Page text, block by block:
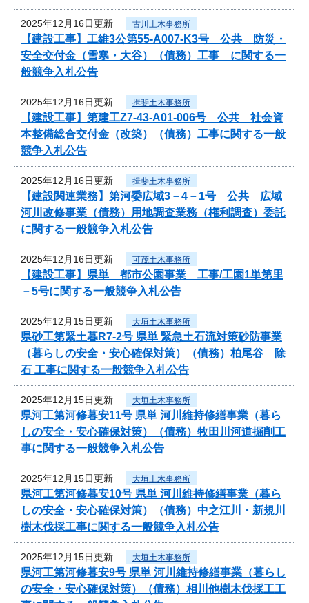
2025年12月16日更新 古川土木事務所
【建設工事】工維3公第55-A007-K3号 公共 防災・
安全交付金（雪寒・大谷）（債務）工事 に関する一
般競争入札公告
2025年12月16日更新 揖斐土木事務所
【建設工事】第建工Z7-43-A01-006号 公共 社会資
本整備総合交付金（改築）（債務）工事に関する一般
競争入札公告
2025年12月16日更新 揖斐土木事務所
【建設関連業務】第河委広域3－4－1号 公共 広域
河川改修事業（債務）用地調査業務（権利調査）委託
に関する一般競争入札公告
2025年12月16日更新 可茂土木事務所
【建設工事】県単 都市公園事業 工事/工園1単第里
－5号に関する一般競争入札公告
2025年12月15日更新 大垣土木事務所
県砂工第緊土暮R7-2号 県単 緊急土石流対策砂防事業
（暮らしの安全・安心確保対策）（債務）柏尾谷 除
石 工事に関する一般競争入札公告
2025年12月15日更新 大垣土木事務所
県河工第河修暮安11号 県単 河川維持修繕事業（暮ら
しの安全・安心確保対策）（債務）牧田川河道掘削工
事に関する一般競争入札公告
2025年12月15日更新 大垣土木事務所
県河工第河修暮安10号 県単 河川維持修繕事業（暮ら
しの安全・安心確保対策）（債務）中之江川・新規川
樹木伐採工事に関する一般競争入札公告
2025年12月15日更新 大垣土木事務所
県河工第河修暮安9号 県単 河川維持修繕事業（暮らし
の安全・安心確保対策）（債務）相川他樹木伐採工工